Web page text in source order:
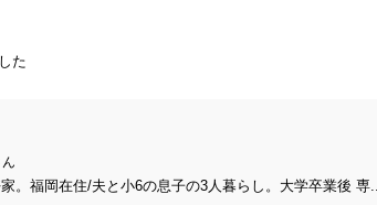
た
。福岡在住/夫と小6の息子の3人暮らし。大学卒業後 専...